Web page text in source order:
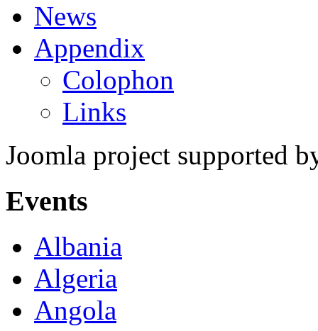
News
Appendix
Colophon
Links
Joomla project supported
Events
Albania
Algeria
Angola